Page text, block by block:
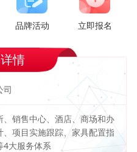
品牌活动 立即报名
情
司
、销售中心、酒店、商场和办
、项目实施跟踪、家具配置指
4大服务体系